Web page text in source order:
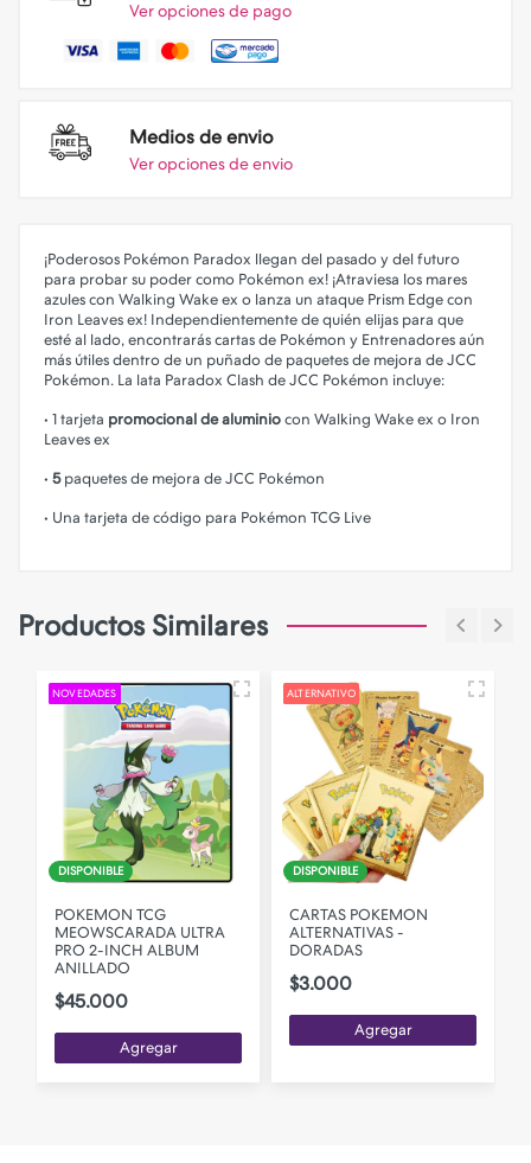
Ver opciones de pago
Medios de envio
Ver opciones de envio
¡Poderosos Pokémon Paradox llegan del pasado y del futuro
para probar su poder como Pokémon ex! ¡Atraviesa los mares
azules con Walking Wake ex o lanza un ataque Prism Edge con
Iron Leaves ex! Independientemente de quién elijas para que
esté al lado, encontrarás cartas de Pokémon y Entrenadores aún
más útiles dentro de un puñado de paquetes de mejora de JCC
Pokémon. La lata Paradox Clash de JCC Pokémon incluye:
• 1 tarjeta promocional de aluminio con Walking Wake ex o Iron
Leaves ex
• 5 paquetes de mejora de JCC Pokémon
• Una tarjeta de código para Pokémon TCG Live
Productos Similares
NOVEDADES
DISPONIBLE
POKEMON TCG
MEOWSCARADA ULTRA
PRO 2-INCH ALBUM
ANILLADO
$45.000
Agregar
ALTERNATIVO
DISPONIBLE
CARTAS POKEMON
ALTERNATIVAS -
DORADAS
$3.000
Agregar